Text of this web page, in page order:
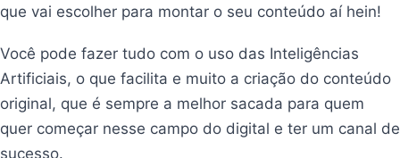
que vai escolher para montar o seu conteúdo aí hein!
Você pode fazer tudo com o uso das Inteligências
Artificiais, o que facilita e muito a criação do conteúdo
original, que é sempre a melhor sacada para quem
quer começar nesse campo do digital e ter um canal de
sucesso.